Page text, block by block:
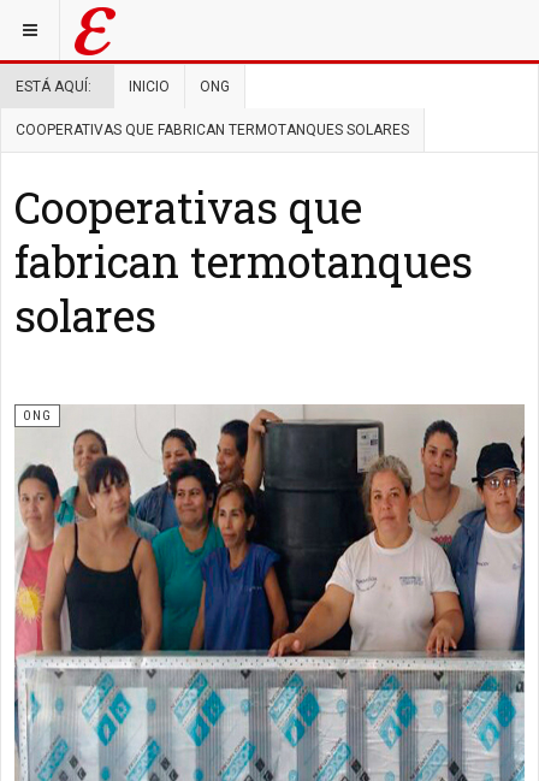
ESTÁ AQUÍ: INICIO ONG
COOPERATIVAS QUE FABRICAN TERMOTANQUES SOLARES
Cooperativas que
fabrican termotanques
solares
ONG